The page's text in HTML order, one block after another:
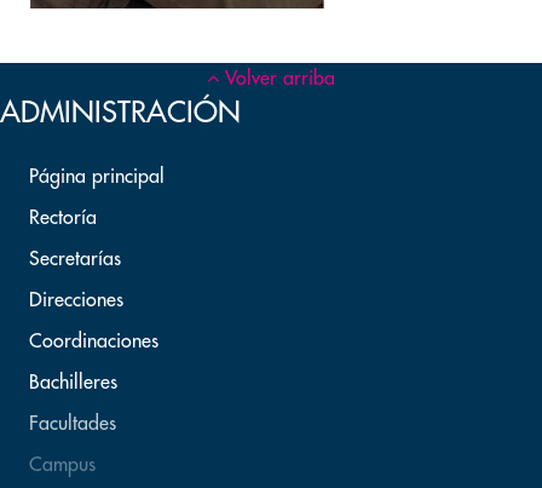
Volver arriba
ADMINISTRACIÓN
Página principal
Rectoría
Secretarías
Direcciones
Coordinaciones
Bachilleres
Facultades
Campus